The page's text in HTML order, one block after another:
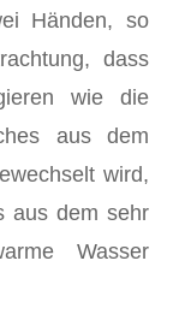
Händen, so
dass
wie die
aus dem
wird,
aus dem sehr
Wasser